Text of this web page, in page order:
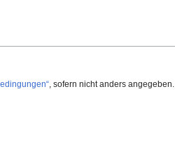
, sofern nicht anders angegeben.